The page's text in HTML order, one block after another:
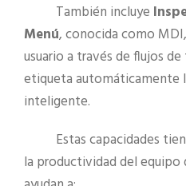
También incluye
Menú, conocida como
usuario a través de flujos
etiqueta automáticamente
inteligente.
Estas capacidades
la productividad del equipo